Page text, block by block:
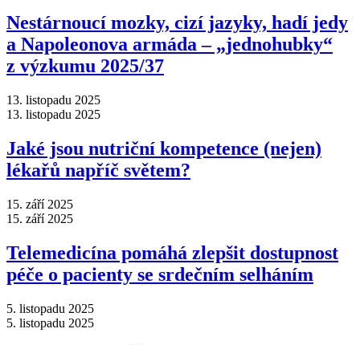
Nestárnoucí mozky, cizí jazyky, hadí jedy
a Napoleonova armáda –⁠ „jednohubky“
z výzkumu 2025/37
13. listopadu 2025
13. listopadu 2025
Jaké jsou nutriční kompetence (nejen)
lékařů napříč světem?
15. září 2025
15. září 2025
Telemedicína pomáhá zlepšit dostupnost
péče o pacienty se srdečním selháním
5. listopadu 2025
5. listopadu 2025